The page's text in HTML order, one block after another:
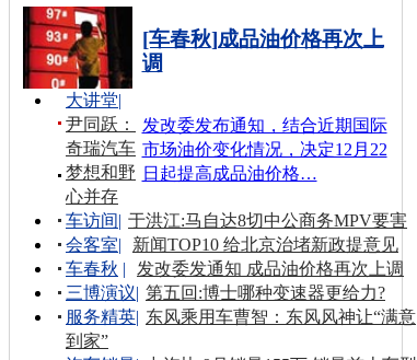
[车春秋]成品油价格再次上
调
发改委发布通知，结合近期国际
市场油价变化情况，决定12月22
日起提高成品油价格…
大讲堂|
尹同跃：
奇瑞汽车
梦想和野
心并存
车访间| 于洪江:马自达8切中公商务MPV要害
会客室|
新闻TOP10 给北京治堵新政提意见
车春秋 |
发改委发通知 成品油价格再次上调
三博演议| 第五回:博士哪种变速器更给力?
服务精英| 东风乘用车曹智：东风风神让“满意
到家”